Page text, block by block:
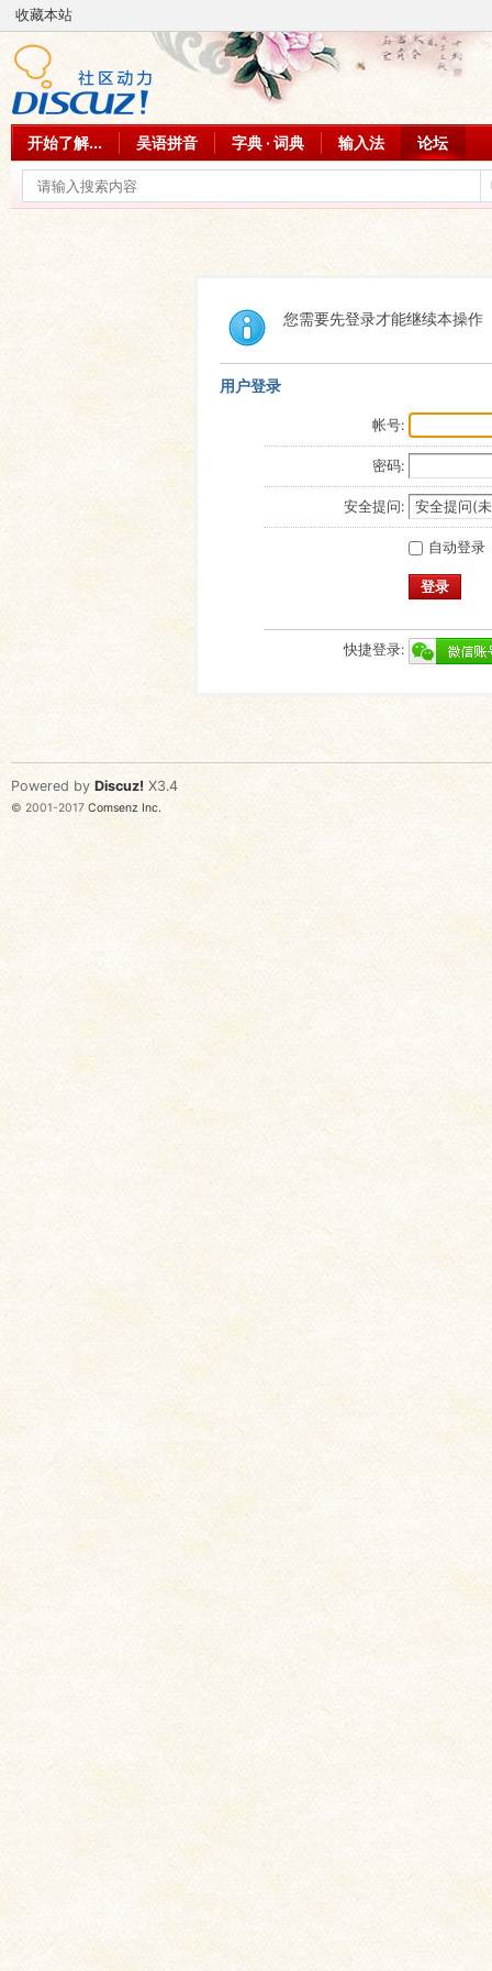
收藏本站
开始了解... 吴语拼音 字典 · 词典 输入法 论坛
您需要先登录才能继续本操作
用户登录
帐号:
密码:
安全提问:
自动登录
登录
快捷登录:
Powered by Discuz! X3.4
© 2001-2017 Comsenz Inc.